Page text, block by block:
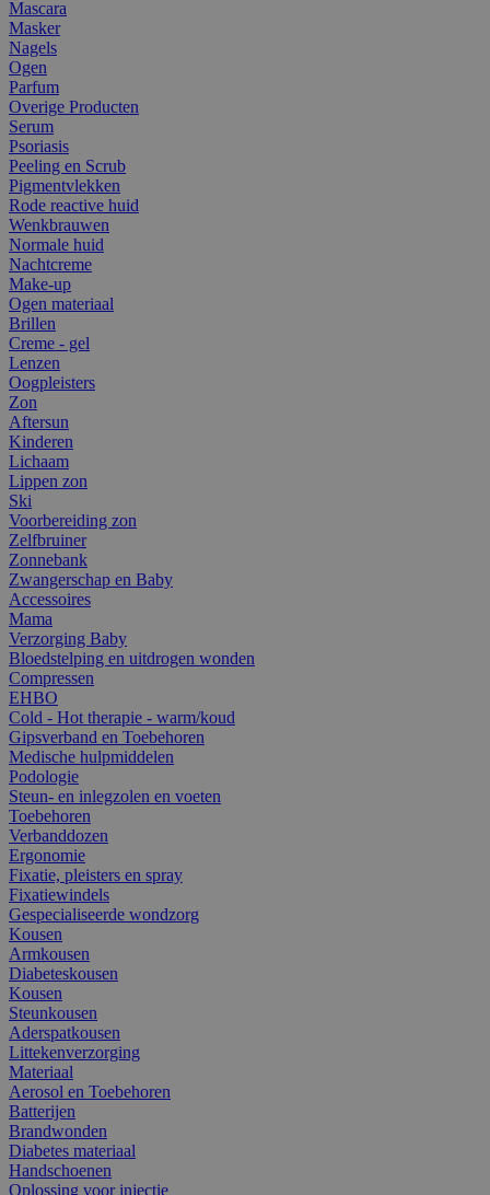
Mascara
Masker
Nagels
Ogen
Parfum
Overige Producten
Serum
Psoriasis
Peeling en Scrub
Pigmentvlekken
Rode reactive huid
Wenkbrauwen
Normale huid
Nachtcreme
Make-up
Ogen materiaal
Brillen
Creme - gel
Lenzen
Oogpleisters
Zon
Aftersun
Kinderen
Lichaam
Lippen zon
Ski
Voorbereiding zon
Zelfbruiner
Zonnebank
Zwangerschap en Baby
Accessoires
Mama
Verzorging Baby
Bloedstelping en uitdrogen wonden
Compressen
EHBO
Cold - Hot therapie - warm/koud
Gipsverband en Toebehoren
Medische hulpmiddelen
Podologie
Steun- en inlegzolen en voeten
Toebehoren
Verbanddozen
Ergonomie
Fixatie, pleisters en spray
Fixatiewindels
Gespecialiseerde wondzorg
Kousen
Armkousen
Diabeteskousen
Kousen
Steunkousen
Aderspatkousen
Littekenverzorging
Materiaal
Aerosol en Toebehoren
Batterijen
Brandwonden
Diabetes materiaal
Handschoenen
Oplossing voor injectie